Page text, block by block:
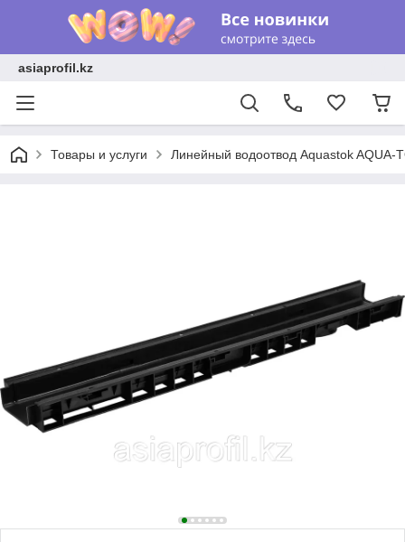
asiaprofil.kz
Товары и услуги Линейный водоотвод Aquastok AQUA-